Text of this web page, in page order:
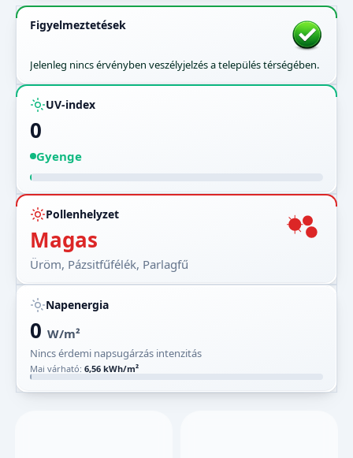
Figyelmeztetések
Jelenleg nincs érvényben veszélyjelzés a település térségében.
UV-index
0
Gyenge
Pollenhelyzet
Magas
Üröm, Pázsitfűfélék, Parlagfű
Napenergia
0 W/m²
Nincs érdemi napsugárzás intenzitás
Mai várható: 6,56 kWh/m²